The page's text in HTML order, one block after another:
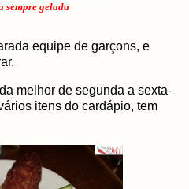
sempre gelada
equipe de garçons, e
melhor de segunda a sexta-
itens do cardápio, tem